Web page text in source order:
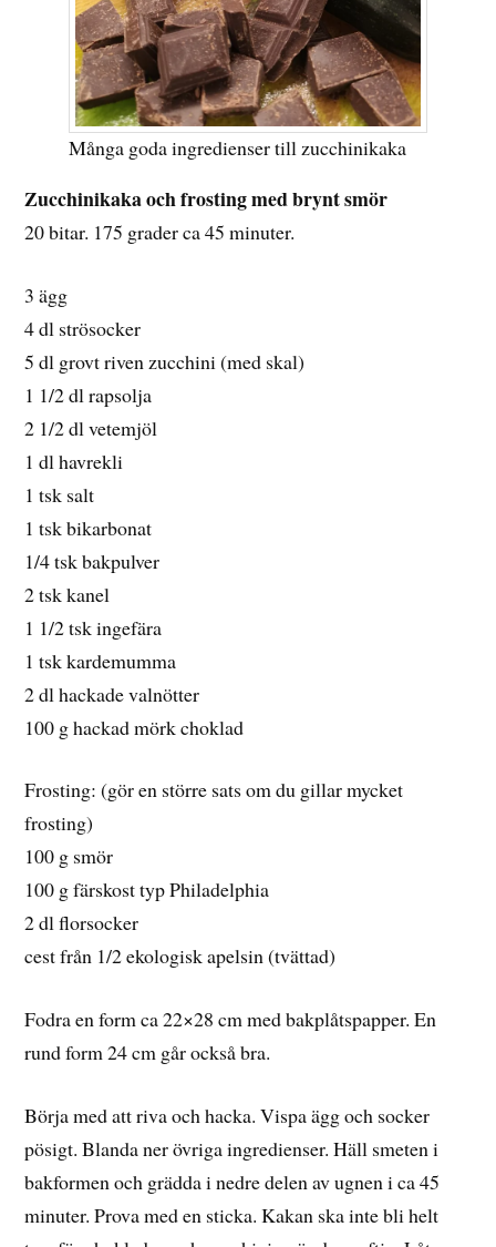
Många goda ingredienser till zucchinikaka
Zucchinikaka och frosting med brynt smör
20 bitar. 175 grader ca 45 minuter.
3 ägg
4 dl strösocker
5 dl grovt riven zucchini (med skal)
1 1/2 dl rapsolja
2 1/2 dl vetemjöl
1 dl havrekli
1 tsk salt
1 tsk bikarbonat
1/4 tsk bakpulver
2 tsk kanel
1 1/2 tsk ingefära
1 tsk kardemumma
2 dl hackade valnötter
100 g hackad mörk choklad
Frosting: (gör en större sats om du gillar mycket
frosting)
100 g smör
100 g färskost typ Philadelphia
2 dl florsocker
cest från 1/2 ekologisk apelsin (tvättad)
Fodra en form ca 22×28 cm med bakplåtspapper. En
rund form 24 cm går också bra.
Börja med att riva och hacka. Vispa ägg och socker
pösigt. Blanda ner övriga ingredienser. Häll smeten i
bakformen och grädda i nedre delen av ugnen i ca 45
minuter. Prova med en sticka. Kakan ska inte bli helt